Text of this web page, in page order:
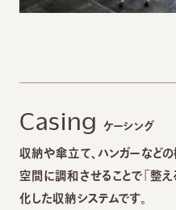
Casing ケーシング
収納や傘立て、ハンガーなどの
空間に調和させることで「整え
化した収納システムです。